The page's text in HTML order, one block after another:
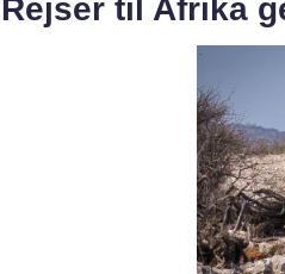
Rejser til Afrika